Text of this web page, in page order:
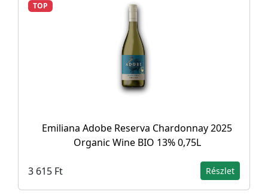
TOP
Emiliana Adobe Reserva Chardonnay 2025
Organic Wine BIO 13% 0,75L
3 615 Ft Részlet